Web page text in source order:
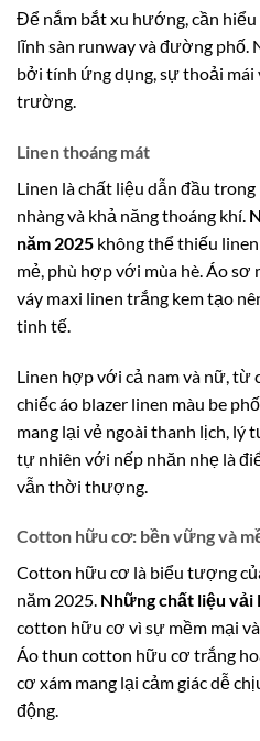
Để nắm bắt xu hướng, cần hiểu
lĩnh sàn runway và đường phố.
bởi tính ứng dụng, sự thoải
trường.
Linen thoáng mát
Linen là chất liệu dẫn đầu
nhàng và khả năng thoáng khí.
năm 2025 không thể thiếu
mẻ, phù hợp với mùa hè. Áo sơ
váy maxi linen trắng kem tạo
tinh tế.
Linen hợp với cả nam và nữ, từ
chiếc áo blazer linen màu be
mang lại vẻ ngoài thanh lịch, lý
tự nhiên với nếp nhăn nhẹ là
vẫn thời thượng.
Cotton hữu cơ: bền vững và
Cotton hữu cơ là biểu tượng
năm 2025. Những chất liệu vải
cotton hữu cơ vì sự mềm mại
Áo thun cotton hữu cơ trắng
cơ xám mang lại cảm giác dễ
động.